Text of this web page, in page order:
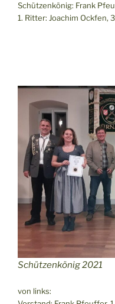
Schützenkönig: Frank
1. Ritter: Joachim Ockfen,
Schützenkönig 2021
von links: